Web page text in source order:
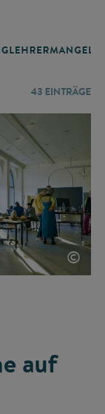
LEHRERMANGEL
43 EINTRÄGE
©
auf